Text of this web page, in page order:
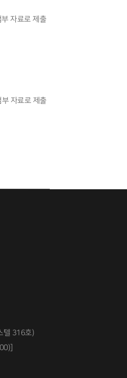
자료로 제출
자료로 제출
텔 316호)